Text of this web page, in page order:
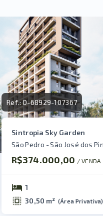
Ref.:O-68929-107367
Sintropia Sky Garden
R$374.000,00 / VENDA
1
30,50 m² (Área Privativa)